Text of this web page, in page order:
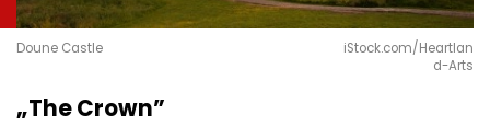
Doune Castle
iStock.com/Heartlan
d-Arts
„The Crown”